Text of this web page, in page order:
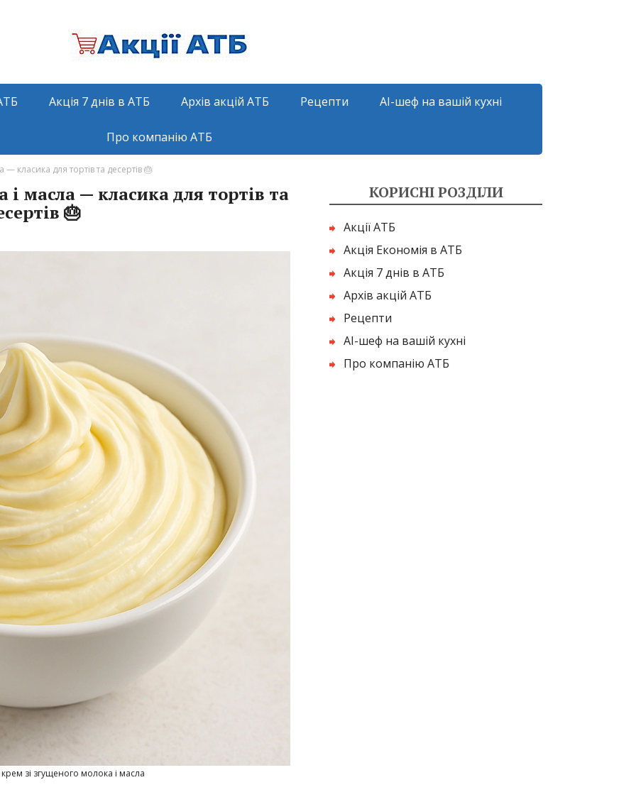
Акція 7 днів в АТБ Архів акцій АТБ Рецепти AI-шеф на вашій кухні
Про компанію АТБ
класика для тортів та десертів 🎂
масла — класика для тортів та
🎂
зі згущеного молока і масла
КОРИСНІ РОЗДІЛИ
Акції АТБ
Акція Економія в АТБ
Акція 7 днів в АТБ
Архів акцій АТБ
Рецепти
AI-шеф на вашій кухні
Про компанію АТБ